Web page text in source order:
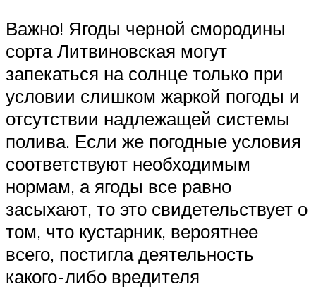
Важно! Ягоды черной смородины
сорта Литвиновская могут
запекаться на солнце только при
условии слишком жаркой погоды и
отсутствии надлежащей системы
полива. Если же погодные условия
соответствуют необходимым
нормам, а ягоды все равно
засыхают, то это свидетельствует о
том, что кустарник, вероятнее
всего, постигла деятельность
какого-либо вредителя